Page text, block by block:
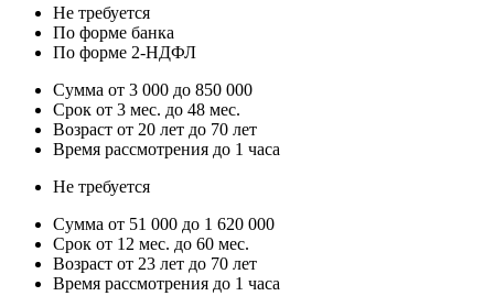
Не требуется
По форме банка
По форме 2-НДФЛ
Сумма от 3 000 до 850 000
Срок от 3 мес. до 48 мес.
Возраст от 20 лет до 70 лет
Время рассмотрения до 1 часа
Не требуется
Сумма от 51 000 до 1 620 000
Срок от 12 мес. до 60 мес.
Возраст от 23 лет до 70 лет
Время рассмотрения до 1 часа